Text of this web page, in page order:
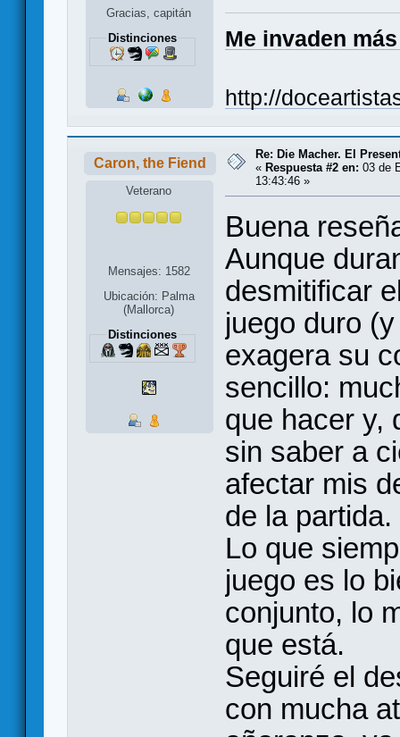
Gracias, capitán
Distinciones
Me invaden
http://
Caron, the Fiend
Veterano
Mensajes: 1582
Ubicación: Palma
(Mallorca)
Distinciones
Re: Die Macher. El
« Respuesta #2 en: 03 de
13:43:46 »
Buena
Aunque
desmitificar
juego duro
exagera su
sencillo:
que hacer y,
sin saber a
afectar mis
de la partida.
Lo que
juego es lo
conjunto, lo
que está.
Seguiré el
con mucha